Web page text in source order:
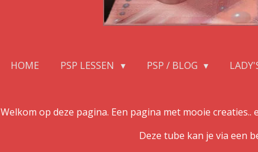
HOME PSP LESSEN PSP / BLOG
Welkom op deze pagina. Een pagina met mooie
Deze tube kan je via een